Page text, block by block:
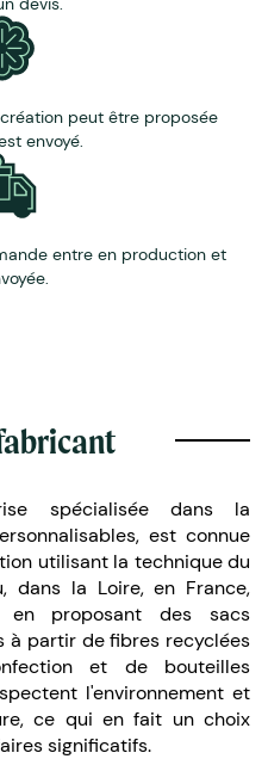
varie de +/- 5% par
(en raison des
peut être proposée
envoyé.
entre en production et
spécialisée dans la
est connue
utilisant la technique du
dans la Loire, en France,
en proposant des sacs
à partir de fibres recyclées
et de bouteilles
l'environnement et
ce qui en fait un choix
significatifs.